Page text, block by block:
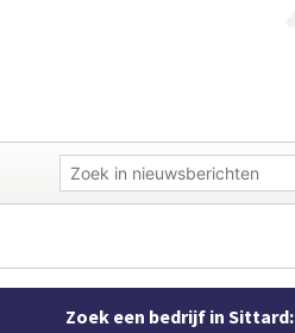
Zoek een bedrijf in Sittard: